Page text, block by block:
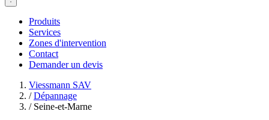
Produits
Services
Zones d'intervention
Contact
Demander un devis
Viessmann SAV
/ Dépannage
/ Seine-et-Marne